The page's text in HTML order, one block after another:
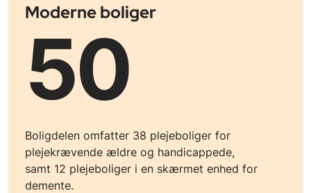
Moderne boliger
50
Boligdelen omfatter 38 plejeboliger for
plejekrævende ældre og handicappede,
samt 12 plejeboliger i en skærmet enhed for
demente.